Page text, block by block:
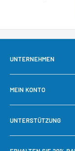
UNTERNEHMEN
Über uns
Kontaktieren Sie uns
Unsere Garantie
Warum bei Cool
MEIN KONTO
Mein Konto
Schnelle
Bestellung verfolgen
UNTERSTÜTZUNG
Benötigen Sie Hilfe?